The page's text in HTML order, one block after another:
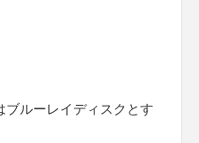
ルーレイディスクとす